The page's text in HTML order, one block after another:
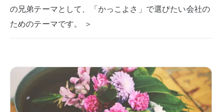
の兄弟テーマとして、「かっこよさ」で選びたい会社の
ためのテーマです。 ＞